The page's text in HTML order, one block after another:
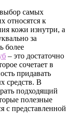
самых
относятся к
кожи изнутри, а
за
более
– это достаточно
сочетает в
придавать
средств. В
подходящий
полезные
с представленной